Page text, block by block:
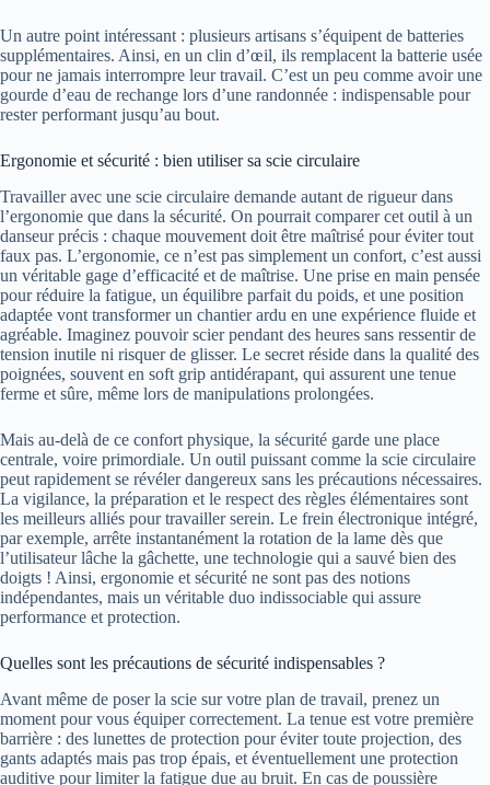
Un autre point intéressant : plusieurs artisans s’équipent de batteries
supplémentaires. Ainsi, en un clin d’œil, ils remplacent la batterie usée
pour ne jamais interrompre leur travail. C’est un peu comme avoir une
gourde d’eau de rechange lors d’une randonnée : indispensable pour
rester performant jusqu’au bout.
Ergonomie et sécurité : bien utiliser sa scie circulaire
Travailler avec une scie circulaire demande autant de rigueur dans
l’ergonomie que dans la sécurité. On pourrait comparer cet outil à un
danseur précis : chaque mouvement doit être maîtrisé pour éviter tout
faux pas. L’ergonomie, ce n’est pas simplement un confort, c’est aussi
un véritable gage d’efficacité et de maîtrise. Une prise en main pensée
pour réduire la fatigue, un équilibre parfait du poids, et une position
adaptée vont transformer un chantier ardu en une expérience fluide et
agréable. Imaginez pouvoir scier pendant des heures sans ressentir de
tension inutile ni risquer de glisser. Le secret réside dans la qualité des
poignées, souvent en soft grip antidérapant, qui assurent une tenue
ferme et sûre, même lors de manipulations prolongées.
Mais au-delà de ce confort physique, la sécurité garde une place
centrale, voire primordiale. Un outil puissant comme la scie circulaire
peut rapidement se révéler dangereux sans les précautions nécessaires.
La vigilance, la préparation et le respect des règles élémentaires sont
les meilleurs alliés pour travailler serein. Le frein électronique intégré,
par exemple, arrête instantanément la rotation de la lame dès que
l’utilisateur lâche la gâchette, une technologie qui a sauvé bien des
doigts ! Ainsi, ergonomie et sécurité ne sont pas des notions
indépendantes, mais un véritable duo indissociable qui assure
performance et protection.
Quelles sont les précautions de sécurité indispensables ?
Avant même de poser la scie sur votre plan de travail, prenez un
moment pour vous équiper correctement. La tenue est votre première
barrière : des lunettes de protection pour éviter toute projection, des
gants adaptés mais pas trop épais, et éventuellement une protection
auditive pour limiter la fatigue due au bruit. En cas de poussière